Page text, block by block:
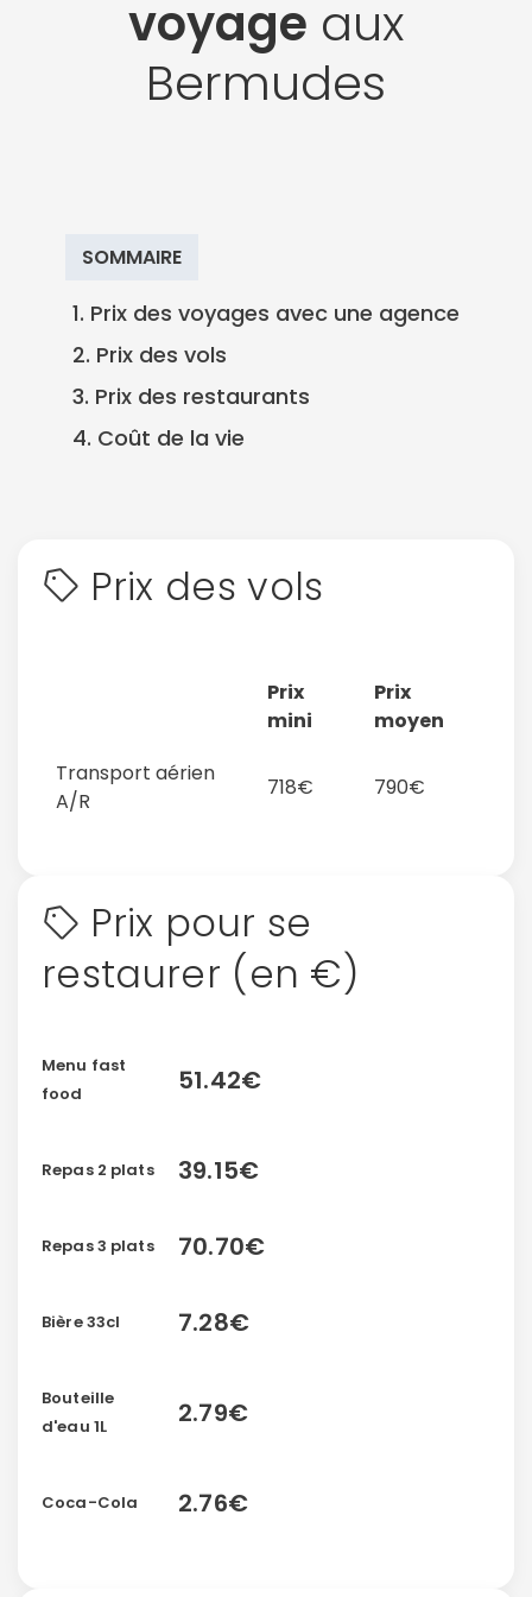
voyage aux
Bermudes
SOMMAIRE
1. Prix des voyages avec une agence
2. Prix des vols
3. Prix des restaurants
4. Coût de la vie
Prix des vols
Prix
mini
Prix
moyen
Transport aérien
A/R
718€ 790€
Prix pour se
restaurer (en €)
Menu fast
food
51.42€
Repas 2 plats 39.15€
Repas 3 plats 70.70€
Bière 33cl 7.28€
Bouteille
d'eau 1L
2.79€
Coca-Cola 2.76€